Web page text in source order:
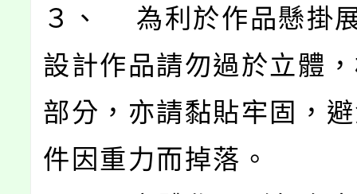
３、 為利於作品懸掛
設計作品請勿過於立體
部分，亦請黏貼牢固，
件因重力而掉落。